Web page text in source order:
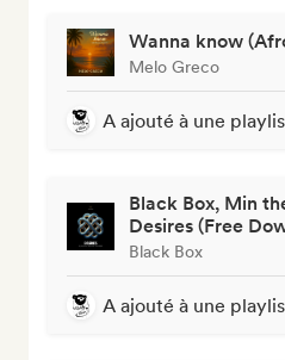
Wanna know
Melo Greco
A ajouté à une
Black Box, Min
Desires (Free
Black Box
A ajouté à une